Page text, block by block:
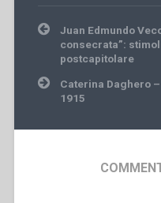
Post
navigation
Juan Edmundo
consecrata”:
postcapitolare
Caterina Daghero
1915